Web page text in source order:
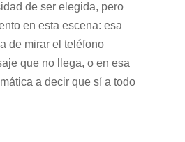
de ser elegida, pero
en esta escena: esa
de mirar el teléfono
que no llega, o en esa
a decir que sí a todo